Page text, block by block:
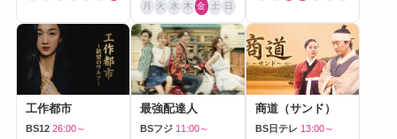
月 火 水 木 金 土 日
工作都市
BS12 26:00～
最強配達人
BSフジ 11:00～
商道（サンド）
BS日テレ 13:00～